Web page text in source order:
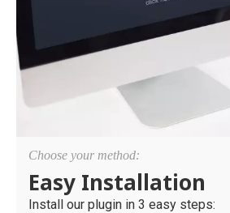
Choose your method:
Easy Installation
Install our plugin in 3 easy steps: